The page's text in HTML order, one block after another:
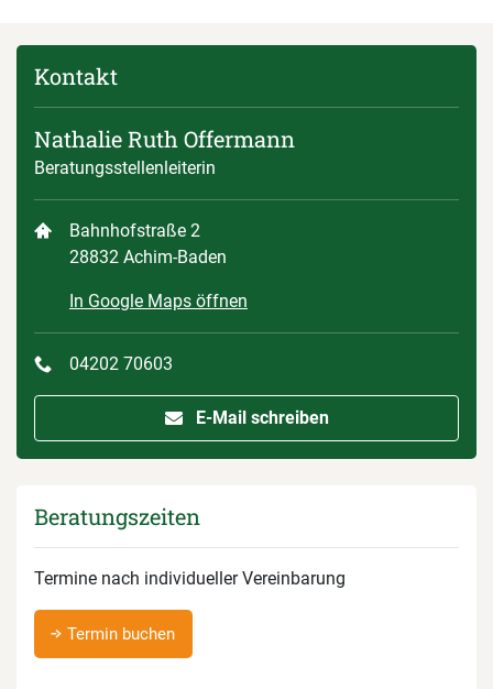
Kontakt
Nathalie Ruth Offermann
Beratungsstellenleiterin
Bahnhofstraße 2
28832 Achim-Baden
In Google Maps öffnen
04202 70603
E-Mail schreiben
Beratungszeiten
Termine nach individueller Vereinbarung
Termin buchen